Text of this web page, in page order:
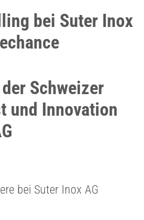
bei Suter Inox
Schweizer
und Innovation
bei Suter Inox AG